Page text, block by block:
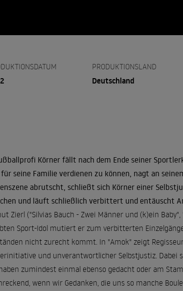
PRODUKTIONSLAND
Deutschland
Körner fällt nach dem Ende seiner
für seine Familie verdienen zu können, nagt an
abrutscht, schließt sich Körner einer
und läuft schließlich verbittert und entäuscht
Zierl ("Silvias Bauch - Zwei Männer und (k)ein
Sport-Idol mutiert er zum verbitterten
nicht zurecht kommt. In "Amok" zeigt
und unverantwortlicher Selbstjustiz. Dabei
zumindest einmal ebenso gedacht oder am
wenn wir Gedanken, die uns so manche